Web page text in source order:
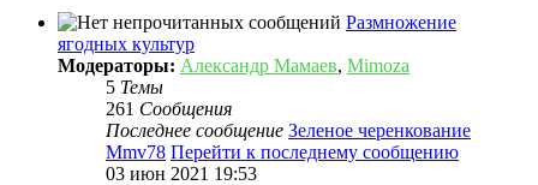
Размножение
ягодных культур
Модераторы: Александр Мамаев, Mimoza
5 Темы
261 Сообщения
Последнее сообщение Зеленое черенкование
Mmv78 Перейти к последнему сообщению
03 июн 2021 19:53